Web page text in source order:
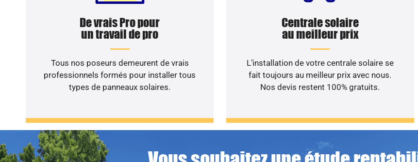
De vrais Pro pour
un travail de pro
Tous nos poseurs demeurent de vrais
professionnels formés pour installer tous
types de panneaux solaires.
Centrale solaire
au meilleur prix
L’installation de votre centrale solaire se
fait toujours au meilleur prix avec nous.
Nos devis restent 100% gratuits.